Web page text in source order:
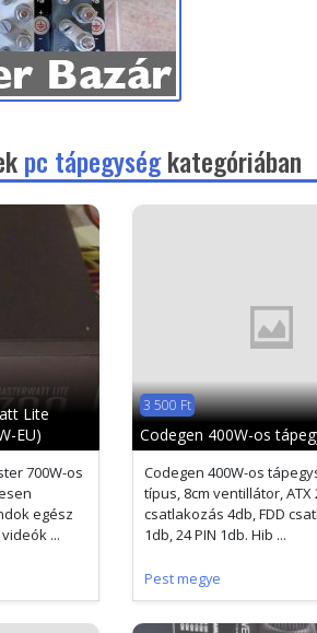
pc tápegységkategóriában
Lite
EU)
700W-os
egész
...
3 500 Ft
Codegen 400W-os
Codegen 400W-os
típus, 8cm ventillátor, ATX
csatlakozás 4db, FDD
1db, 24 PIN 1db. Hib ...
Pest megye